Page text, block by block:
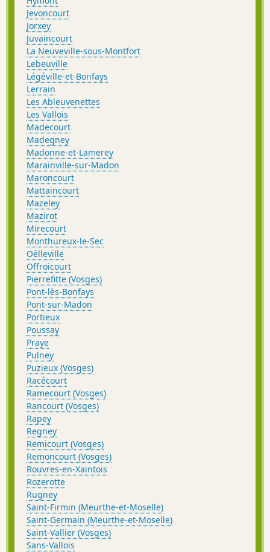
Jevoncourt
Jorxey
Juvaincourt
La Neuveville-sous-Montfort
Lebeuville
Légéville-et-Bonfays
Lerrain
Les Ableuvenettes
Les Vallois
Madecourt
Madegney
Madonne-et-Lamerey
Marainville-sur-Madon
Maroncourt
Mattaincourt
Mazeley
Mazirot
Mirecourt
Monthureux-le-Sec
Oëlleville
Offroicourt
Pierrefitte (Vosges)
Pont-lès-Bonfays
Pont-sur-Madon
Portieux
Poussay
Praye
Pulney
Puzieux (Vosges)
Racécourt
Ramecourt (Vosges)
Rancourt (Vosges)
Rapey
Regney
Remicourt (Vosges)
Remoncourt (Vosges)
Rouvres-en-Xaintois
Rozerotte
Rugney
Saint-Firmin (Meurthe-et-Moselle)
Saint-Germain (Meurthe-et-Moselle)
Saint-Vallier (Vosges)
Sans-Vallois